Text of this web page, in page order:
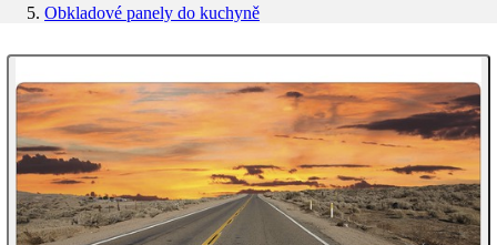
Obkladové panely do kuchyně